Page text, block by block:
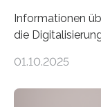
Informationen
die
seriösen und
01.10.2025